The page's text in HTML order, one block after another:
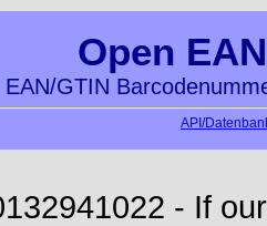
Open
EAN/GTIN
API/
- If